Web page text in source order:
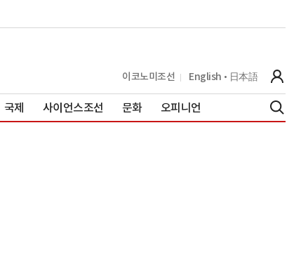
이코노미조선 English 日本語
국제 사이언스조선 문화 오피니언